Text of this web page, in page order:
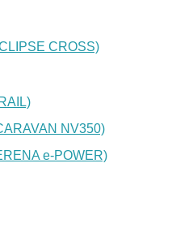
CROSS)
NV350)
e-POWER)